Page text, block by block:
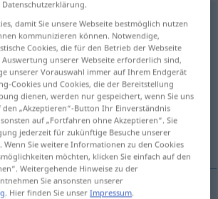
; ohne-ge-;h.>
Übersetzung anklicken/antippen)
kesilmek
yolu düştü
damit Sie unsere Webseite bestmöglich nutzen
kommunizieren können. Notwendige,
Cookies, die für den Betrieb der Webseite
unserer Webseite erforderlich sind,
unserer Vorauswahl immer auf Ihrem Endgerät
Cookies und Cookies, die der Bereitstellung
dienen, werden nur gespeichert, wenn Sie uns
„Akzeptieren“-Button Ihr Einverständnis
auf „Fortfahren ohne Akzeptieren“. Sie
jederzeit für zukünftige Besuche unserer
Wenn Sie weitere Informationen zu den Cookies
möchten, klicken Sie einfach auf den
Weitergehende Hinweise zu der
Sie ansonsten unserer
. Hier finden Sie unserImpressum.